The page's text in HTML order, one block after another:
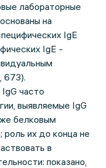
лабораторные
на
IgE
IgE -
часто
выявляемые IgG
белковым
роль их до конца не
в
показано,